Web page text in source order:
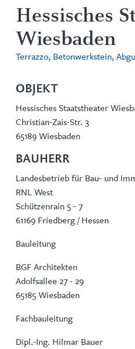
Hessisches
Wiesbaden
Terrazzo, Betonwerkstein,
OBJEKT
Hessisches Staatstheater
Christian-Zais-Str. 3
65189 Wiesbaden
BAUHERR
Landesbetrieb für Bau- und
RNL West
Schützenrain 5 - 7
61169 Friedberg / Hessen
Bauleitung
BGF Architekten
Adolfsallee 27 - 29
65185 Wiesbaden
Fachbauleitung
Dipl.-Ing. Hilmar Bauer